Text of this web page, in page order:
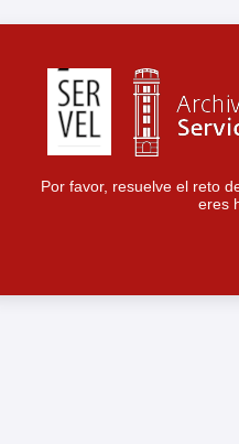
Por favor, resuelve el reto
eres